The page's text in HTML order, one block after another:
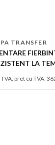
TRANSFER
LA
pret cu TVA: